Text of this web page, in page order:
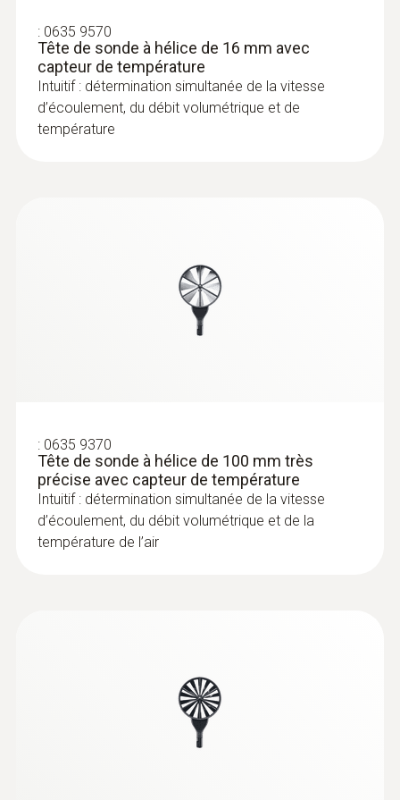
:0636 9732
Sonde d'humidité et de température
:0636 9772
Sonde d'humidité et de température
très précise (numérique) - avec fil
: 0635 9570
Tête de sonde à hélice de 16 mm avec
capteur de température
Intuitif : détermination simultanée de la vitesse
d’écoulement, du débit volumétrique et de
température
: 0635 9370
Tête de sonde à hélice de 100 mm très
précise avec capteur de température
Intuitif : détermination simultanée de la vitesse
d’écoulement, du débit volumétrique et de la
température de l’air